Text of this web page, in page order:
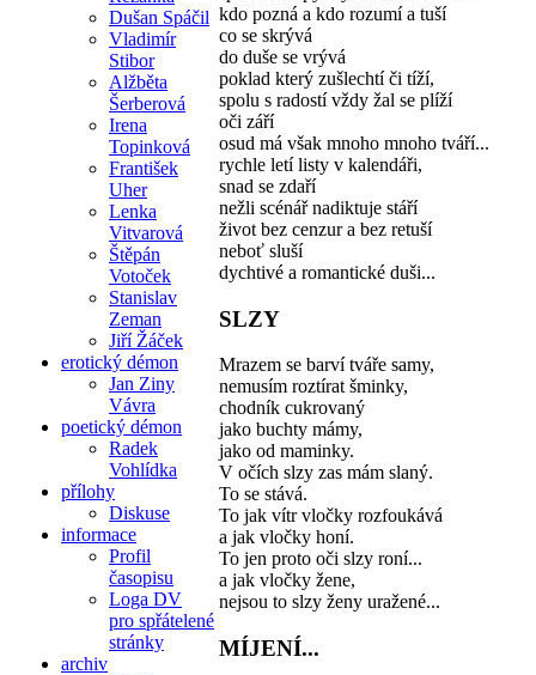
Dušan Spáčil
Vladimír
Stibor
Alžběta
Šerberová
Irena
Topinková
František
Uher
Lenka
Vitvarová
Štěpán
Votoček
Stanislav
Zeman
Jiří Žáček
erotický démon
Jan Ziny
Vávra
poetický démon
Radek
Vohlídka
přílohy
Diskuse
informace
Profil
časopisu
Loga DV
pro spřátelené
stránky
archiv
kdo pozná a kdo rozumí a tuší
co se skrývá
do duše se vrývá
poklad který zušlechtí či tíží,
spolu s radostí vždy žal se plíží
oči září
osud má však mnoho mnoho tváří...
rychle letí listy v kalendáři,
snad se zdaří
nežli scénář nadiktuje stáří
život bez cenzur a bez retuší
neboť sluší
dychtivé a romantické duši...
SLZY
Mrazem se barví tváře samy,
nemusím roztírat šminky,
chodník cukrovaný
jako buchty mámy,
jako od maminky.
V očích slzy zas mám slaný.
To se stává.
To jak vítr vločky rozfoukává
a jak vločky honí.
To jen proto oči slzy roní...
a jak vločky žene,
nejsou to slzy ženy uražené...
MÍJENÍ...